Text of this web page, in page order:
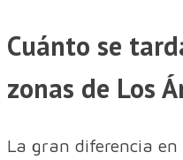
Cuánto se
zonas de Los
La gran diferencia